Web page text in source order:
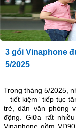
3 gói Vinaphone
5/2025
Trong tháng 5/2025,
– tiết kiệm” tiếp tục
trẻ, dân văn phòng
động. Giữa rất
Vinaphone gồm